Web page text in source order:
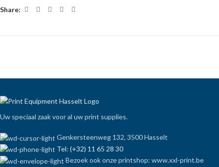
Share:
Uw speciaal zaak voor al uw print supplies.
Genkersteenweg 132, 3500 Hasselt
Tel: (+32) 11 65 28 30
Bezoek ook onze printshop: www.xxl-print.be